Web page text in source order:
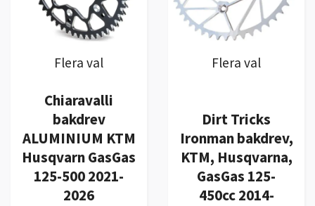
Flera val
Chiaravalli
bakdrev
ALUMINIUM KTM
Husqvarn GasGas
125-500 2021-
2026
Flera val
Dirt Tricks
Ironman bakdrev,
KTM, Husqvarna,
GasGas 125-
450cc 2014-